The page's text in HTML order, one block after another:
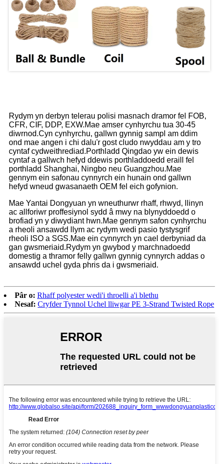
Rydym yn derbyn telerau polisi masnach dramor fel FOB,
CFR, CIF, DDP, EXW.Mae amser cynhyrchu tua 30-45
diwrnod.Cyn cynhyrchu, gallwn gynnig sampl am ddim
ond mae angen i chi dalu'r gost cludo nwyddau am y tro
cyntaf cydweithrediad.Porthladd Qingdao yw ein dewis
cyntaf a gallwch hefyd ddewis porthladdoedd eraill fel
porthladd Shanghai, Ningbo neu Guangzhou.Mae
gennym ein safonau cynnyrch ein hunain ond gallwn
hefyd wneud gwasanaeth OEM fel eich gofynion.
Mae Yantai Dongyuan yn wneuthurwr rhaff, rhwyd, llinyn
ac allforiwr proffesiynol sydd â mwy na blynyddoedd o
brofiad yn y diwydiant hwn.Mae gennym safon cynhyrchu
a rheoli ansawdd llym ac rydym wedi pasio tystysgrif
rheoli ISO a SGS.Mae ein cynnyrch yn cael derbyniad da
gan gwsmeriaid.Rydym yn gwybod y marchnadoedd
domestig a thramor felly gallwn gynnig cynnyrch addas o
ansawdd uchel gyda phris da i gwsmeriaid.
Pâr o: Rhaff polyester wedi'i throelli a'i blethu
Nesaf: Cryfder Tynnol Uchel lliwgar PE 3-Strand Twisted Rope